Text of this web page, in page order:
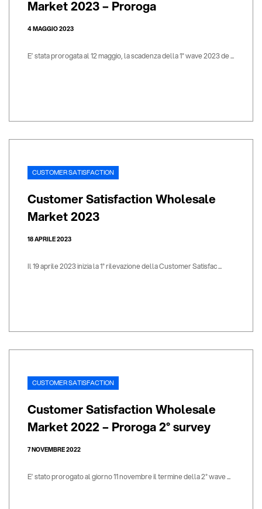
Market 2023 – Proroga
4 MAGGIO 2023
E’ stata prorogata al 12 maggio, la scadenza della 1° wave 2023 de ...
CUSTOMER SATISFACTION
Customer Satisfaction Wholesale
Market 2023
18 APRILE 2023
Il 19 aprile 2023 inizia la 1° rilevazione della Customer Satisfac ...
CUSTOMER SATISFACTION
Customer Satisfaction Wholesale
Market 2022 – Proroga 2° survey
7 NOVEMBRE 2022
E’ stato prorogato al giorno 11 novembre il termine della 2° wave ...